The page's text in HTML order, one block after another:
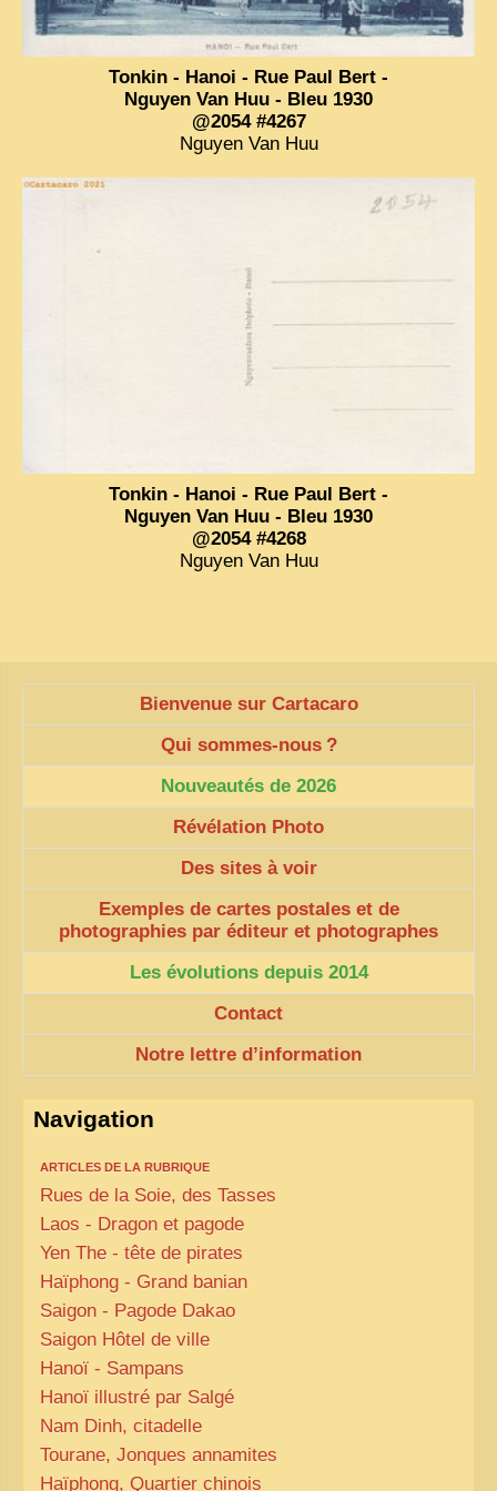
VIETNAM 1950
ALBUMS DE FAMILLE
INDOCHINE HISTORIQUE
ARMÉE, JUSTICE, EDUCATION, RELIGION...
MÉTIERS, FÊTES, TRANSPORTS
2026 PERI, VIÊT-CONG
Tonkin - Hanoi - Rue Paul Bert -
Nguyen Van Huu - Bleu 1930
@2054 #4267
Nguyen Van Huu
Tonkin - Hanoi - Rue Paul Bert -
Nguyen Van Huu - Bleu 1930
@2054 #4268
Nguyen Van Huu
Bienvenue sur Cartacaro
Qui sommes-nous ?
Nouveautés de 2026
Révélation Photo
Des sites à voir
Exemples de cartes postales et de
photographies par éditeur et photographes
Les évolutions depuis 2014
Contact
Notre lettre d’information
Navigation
ARTICLES DE LA RUBRIQUE
Rues de la Soie, des Tasses
Laos - Dragon et pagode
Yen The - tête de pirates
Haïphong - Grand banian
Saigon - Pagode Dakao
Saigon Hôtel de ville
Hanoï - Sampans
Hanoï illustré par Salgé
Nam Dinh, citadelle
Tourane, Jonques annamites
Haïphong, Quartier chinois